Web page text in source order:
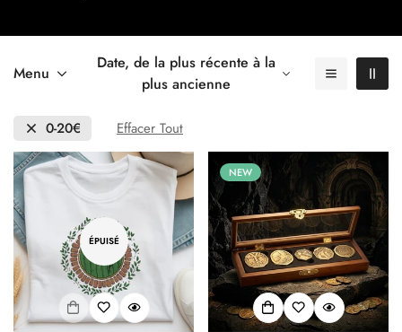
Menu
Date, de la plus récente à la
plus ancienne
0-20€ Effacer Tout
ÉPUISÉ
NEW